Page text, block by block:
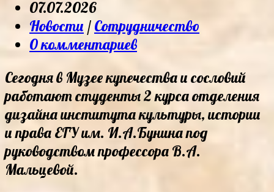
author:
Запись
опубликована:
07.07.2026
Post
category:
Новости / Сотрудничество
Post
0 комментариев
Сегодня в Музее купечества и сословий
работают студенты 2 курса отделения
дизайна института культуры, истории
и права ЕГУ им. И.А.Бунина под
руководством профессора В.А.
Мальцевой.